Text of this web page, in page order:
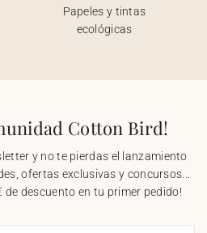
Papeles y tintas
ecológicas
Cotton Bird!
y no te pierdas el lanzamiento
ofertas exclusivas y concursos...
de descuento en tu primer pedido!